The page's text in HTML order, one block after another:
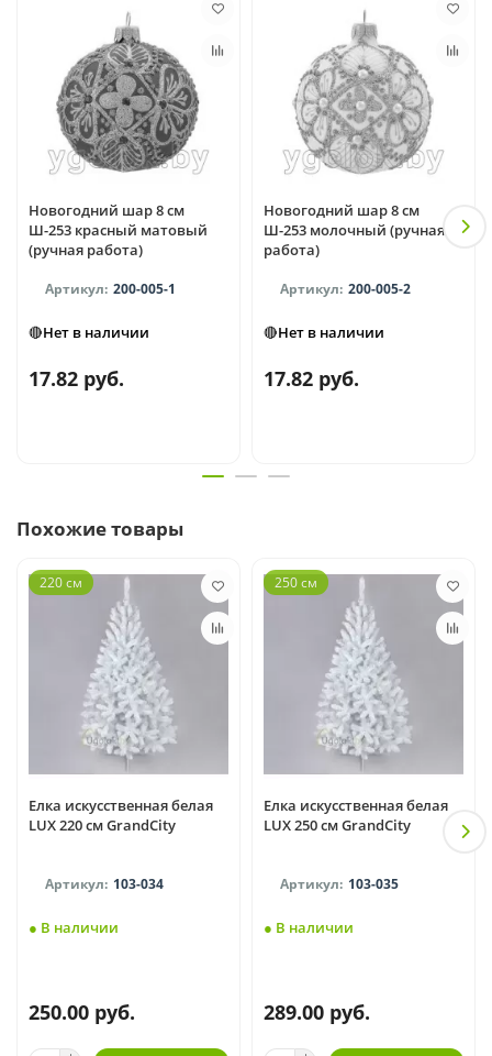
Новогодний шар 8 см
Ш-253 красный матовый
(ручная работа)
200-005-1
🔴Нет в наличии
17.82 руб.
Новогодний шар 8 см
Ш-253 молочный (ручная
работа)
200-005-2
🔴Нет в наличии
17.82 руб.
Похожие товары
220 см
Елка искусственная белая
LUX 220 см GrandCity
103-034
● В наличии
250.00 руб.
250 см
Елка искусственная белая
LUX 250 см GrandCity
103-035
● В наличии
289.00 руб.